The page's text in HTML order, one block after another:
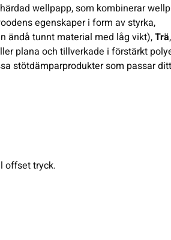
wellpapp, som kombinerar
egenskaper i form av styrka,
ändå tunnt material med låg vikt),Trä
plana och tillverkade i förstärkt
stötdämparprodukter som passar
offset tryck.